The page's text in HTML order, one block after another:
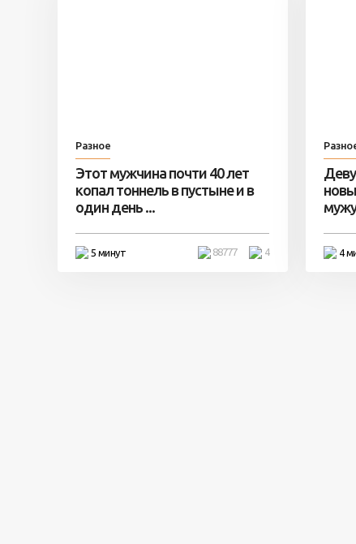
Разное
Этот мужчина почти 40 лет
копал тоннель в пустыне и в
один день ...
5 минут 4
88777 4